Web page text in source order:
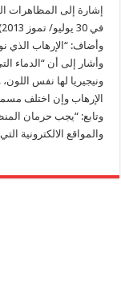
إشارة إلى
في 30 يوليو/ تموز 2013)”.
وأضاف: “الإرهاب الذي
وأشار إلى أن “الدماء
ونيجيريا لها نفس
الإرهاب وإن اختلف
وتابع: “يجب حرمان
والمواقع الالكترونية